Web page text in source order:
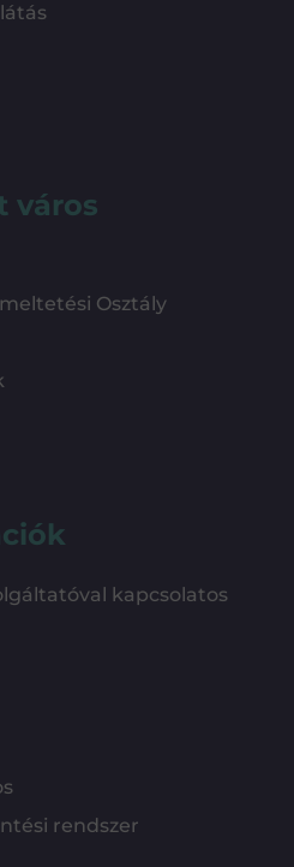
város
Osztály
kapcsolatos
rendszer